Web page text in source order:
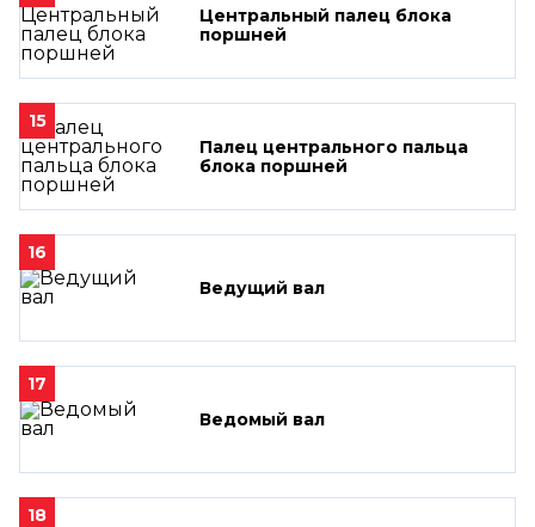
Центральный палец блока
поршней
15
Палец центрального пальца
блока поршней
16
Ведущий вал
17
Ведомый вал
18